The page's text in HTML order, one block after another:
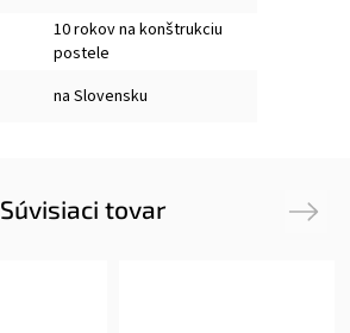
10 rokov na konštrukciu
postele
na Slovensku
Súvisiaci tovar Next